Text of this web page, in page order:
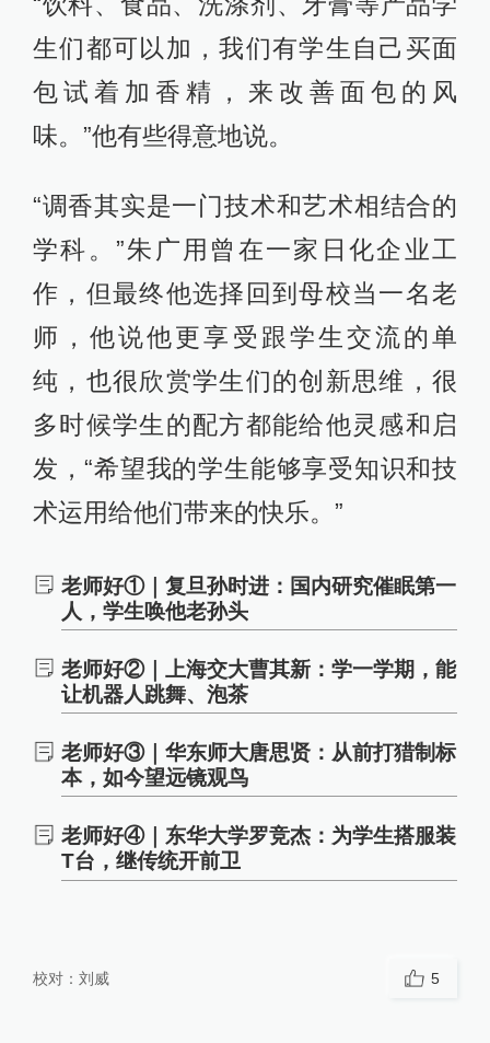
生们都可以加，我们有学生自己买面
包试着加香精，来改善面包的风
味。”他有些得意地说。
“调香其实是一门技术和艺术相结合的
学科。”朱广用曾在一家日化企业工
作，但最终他选择回到母校当一名老
师，他说他更享受跟学生交流的单
纯，也很欣赏学生们的创新思维，很
多时候学生的配方都能给他灵感和启
发，“希望我的学生能够享受知识和技
术运用给他们带来的快乐。”
老师好①｜复旦孙时进：国内研究催眠第一
人，学生唤他老孙头
老师好②｜上海交大曹其新：学一学期，能
让机器人跳舞、泡茶
老师好③｜华东师大唐思贤：从前打猎制标
本，如今望远镜观鸟
老师好④｜东华大学罗竞杰：为学生搭服装
T台，继传统开前卫
校对： 刘威 5